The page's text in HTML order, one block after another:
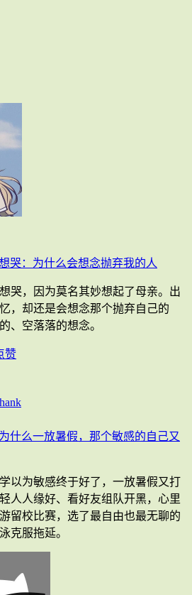
哭：为什么会想念抛弃我的人
哭，因为莫名其妙想起了母亲。出
，却还是会想念那个抛弃自己的
、空落落的想念。
赞
什么一放暑假，那个敏感的自己又
以为敏感终于好了，一放暑假又打
人人缘好、看好友组队开黑，心里
留校比赛，选了最自由也最无聊的
克服拖延。